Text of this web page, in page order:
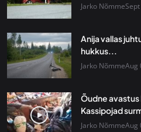
Jarko Nõmme
Anija vallas
hukkus...
Jarko NõmmeAug
Õudne
Kassipojad
Jarko NõmmeAug